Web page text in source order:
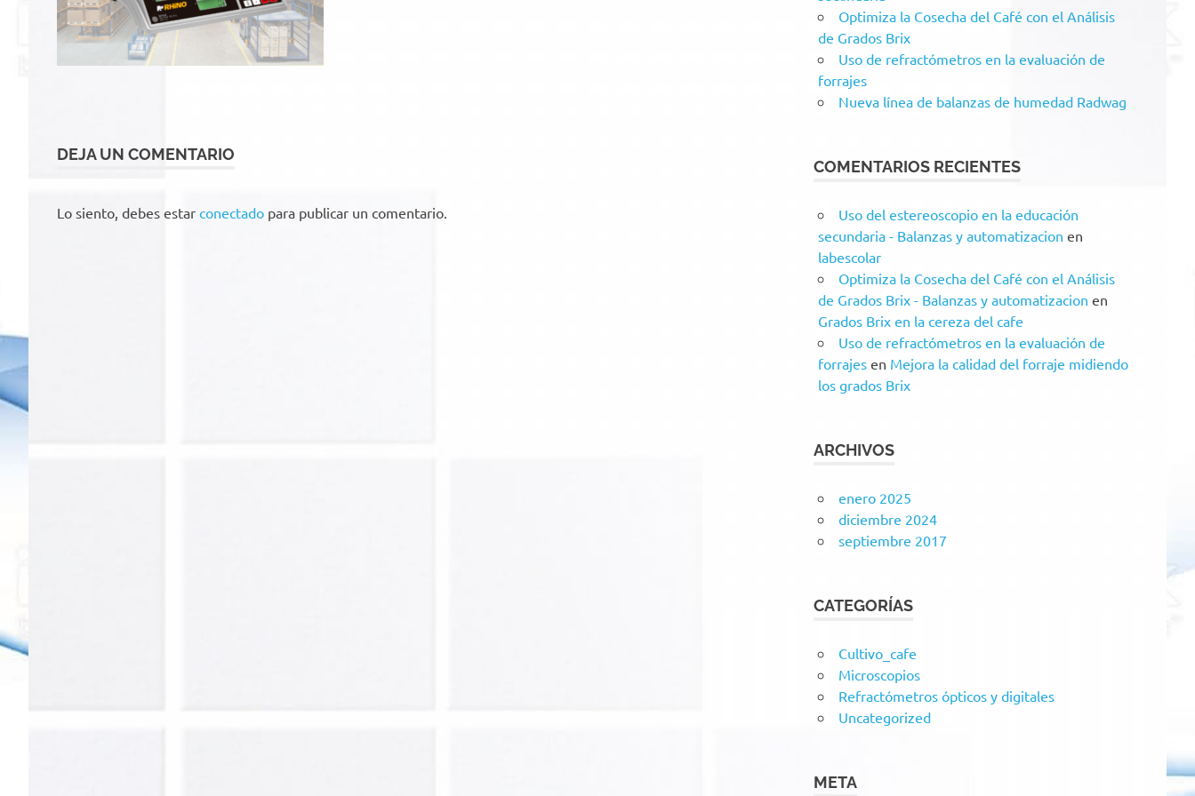
DEJA UN COMENTARIO
Lo siento, debes estar conectado para publicar un comentario.
Optimiza la Cosecha del Café con el Análisis
de Grados Brix
Uso de refractómetros en la evaluación de
forrajes
Nueva línea de balanzas de humedad Radwag
COMENTARIOS RECIENTES
Uso del estereoscopio en la educación
secundaria - Balanzas y automatizacion en
labescolar
Optimiza la Cosecha del Café con el Análisis
de Grados Brix - Balanzas y automatizacion en
Grados Brix en la cereza del cafe
Uso de refractómetros en la evaluación de
forrajes en Mejora la calidad del forraje midiendo
los grados Brix
ARCHIVOS
enero 2025
diciembre 2024
septiembre 2017
CATEGORÍAS
Cultivo_cafe
Microscopios
Refractómetros ópticos y digitales
Uncategorized
META